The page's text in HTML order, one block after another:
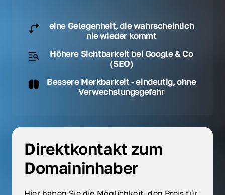
eine Gelegenheit, die wahrscheinlich
nie wieder kommt
Höhere Sichtbarkeit bei Google & Co
(SEO)
Bessere Merkbarkeit - eindeutig, ohne
Verwechslungsgefahr
Direktkontakt zum
Domaininhaber